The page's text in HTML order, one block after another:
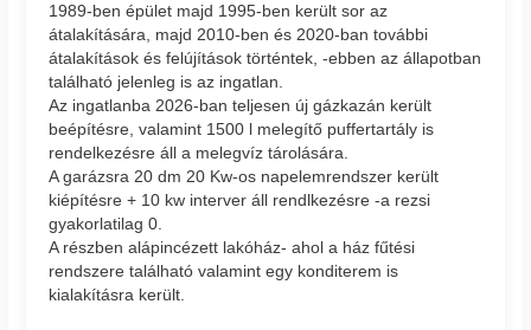
1989-ben épület majd 1995-ben került sor az
átalakítására, majd 2010-ben és 2020-ban további
átalakítások és felújítások történtek, -ebben az állapotban
található jelenleg is az ingatlan.
Az ingatlanba 2026-ban teljesen új gázkazán került
beépítésre, valamint 1500 l melegítő puffertartály is
rendelkezésre áll a melegvíz tárolására.
A garázsra 20 dm 20 Kw-os napelemrendszer került
kiépítésre + 10 kw interver áll rendlkezésre -a rezsi
gyakorlatilag 0.
A részben alápincézett lakóház- ahol a ház fűtési
rendszere található valamint egy konditerem is
kialakításra került.